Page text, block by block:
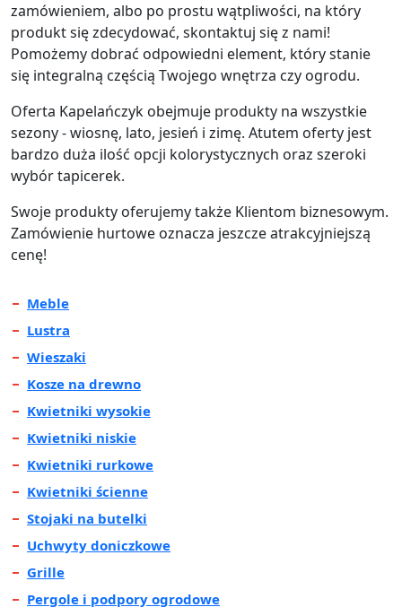
zamówieniem, albo po prostu wątpliwości, na który
produkt się zdecydować, skontaktuj się z nami!
Pomożemy dobrać odpowiedni element, który stanie
się integralną częścią Twojego wnętrza czy ogrodu.
Oferta Kapelańczyk obejmuje produkty na wszystkie
sezony - wiosnę, lato, jesień i zimę. Atutem oferty jest
bardzo duża ilość opcji kolorystycznych oraz szeroki
wybór tapicerek.
Swoje produkty oferujemy także Klientom biznesowym.
Zamówienie hurtowe oznacza jeszcze atrakcyjniejszą
cenę!
Meble
Lustra
Wieszaki
Kosze na drewno
Kwietniki wysokie
Kwietniki niskie
Kwietniki rurkowe
Kwietniki ścienne
Stojaki na butelki
Uchwyty doniczkowe
Grille
Pergole i podpory ogrodowe